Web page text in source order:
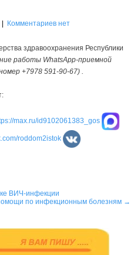
Комментариев нет
здравоохранения Республики
работы WhatsApp-приемной
+7978 591-90-67) .
max.ru/id9102061383_gos
roddom2istok
ВИЧ-инфекции
по инфекционным болезням →